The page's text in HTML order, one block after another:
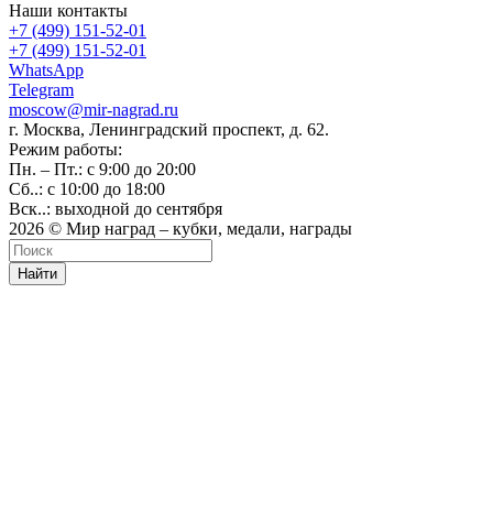
Наши контакты
+7 (499) 151-52-01
+7 (499) 151-52-01
WhatsApp
Telegram
moscow@mir-nagrad.ru
г. Москва, Ленинградский проспект, д. 62.
Режим работы:
Пн. – Пт.: с 9:00 до 20:00
Сб..: с 10:00 до 18:00
Вск..: выходной до сентября
2026 © Мир наград – кубки, медали, награды
Найти